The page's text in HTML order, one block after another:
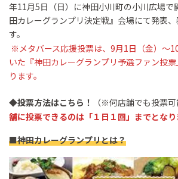
年11月5日（日）に神田小川町の小川広場で
田カレーグランプリ決定戦』会場にて発表
す。
※メタバース応援投票は、9月1日（金）～
いた『神田カレーグランプリ予選ファン投
ります。
◆投票方法はこちら！ （※何店舗でも投票可
舗に投票できるのは「１日１回」までとなり
■神田カレーグランプリとは？